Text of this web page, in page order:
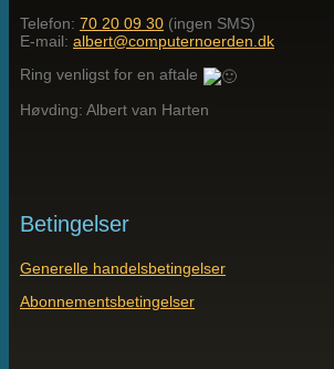
Telefon: 70 20 09 30 (ingen SMS)
E-mail: albert@computernoerden.dk
Ring venligst for en aftale
Høvding: Albert van Harten
Betingelser
Generelle handelsbetingelser
Abonnementsbetingelser